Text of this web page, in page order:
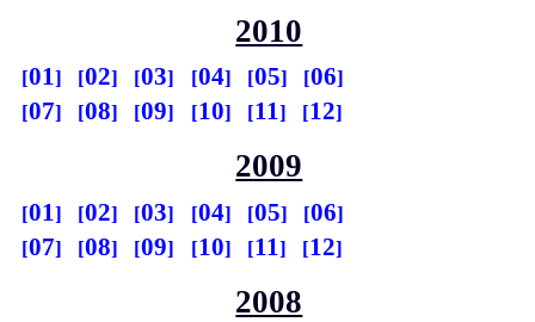
2010
01 02 03 04 05
06
07
08 09 10 11 12
2009
01 02 03 04 05
06
07
08 09 10 11 12
2008